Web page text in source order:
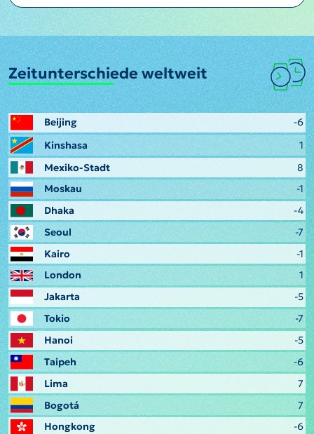
Zeitunterschiede weltweit
Beijing
-6
Kinshasa
1
Mexiko-Stadt
8
Moskau
-1
Dhaka
-4
Seoul
-7
Kairo
-1
London
1
Jakarta
-5
Tokio
-7
Hanoi
-5
Taipeh
-6
Lima
7
Bogotá
7
Hongkong
-6